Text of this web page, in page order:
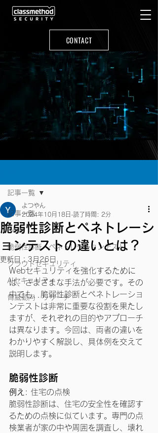
CONTACT
記事一覧
News
脆弱性診断・ペネトレーションテスト
クラウドセキュリティ
AIセキュリティ
脅威動向・リサーチ
記事一覧
脆弱性診断とペネトレーシ
ョンテストの違いとは？
よつやん
2024年10月18日 読了時間: 2分
更新日： 3月26日
Webセキュリティを強化するために
は、さまざまな手法が必要です。その
中でも、脆弱性診断とペネトレーショ
ンテストは非常に重要な役割を果たし
ますが、それぞれの目的やアプローチ
は異なります。今回は、両者の違いを
わかりやすく解説し、具体例を交えて
説明します。
脆弱性診断
例え : 住宅の点検
脆弱性診断は、住宅の安全性を確認す
るための点検に似ています。専門の点
検業者が家の中や周囲を調査し、壊れ